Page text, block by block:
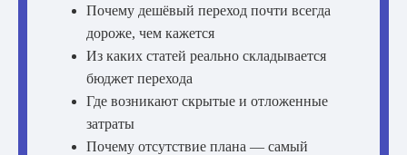
Почему дешёвый переход почти всегда
дороже, чем кажется
Из каких статей реально складывается
бюджет перехода
Где возникают скрытые и отложенные
затраты
Почему отсутствие плана — самый